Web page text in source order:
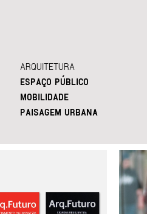
ARQUITETURA
ESPAÇO PÚBLICO
MOBILIDADE
PAISAGEM URBANA